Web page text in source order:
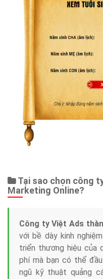
Tại sao chọn công
Marketing Online?
Công ty Việt Ads
với bề dày kinh
triển thương hiệu của
phí mà bạn có thể
ngũ kỹ thuật quảng